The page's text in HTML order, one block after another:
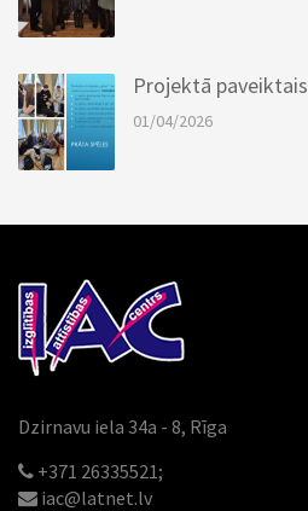
Projektā paveiktais
01/04/2026
Dzirnavu iela 34a - 8, Rīga
+371 26335521;
iac@latnet.lv